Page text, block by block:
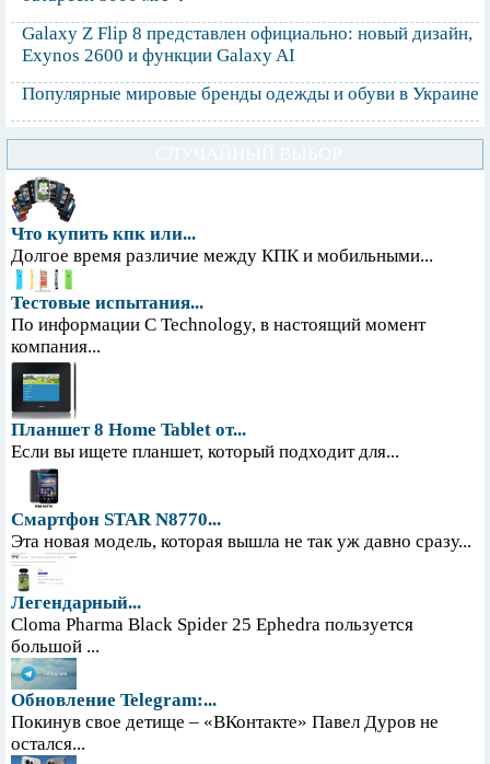
Galaxy Z Flip 8 представлен официально: новый дизайн,
Exynos 2600 и функции Galaxy AI
Популярные мировые бренды одежды и обуви в Украине
Что купить кпк или...
Долгое время различие между КПК и мобильными...
Тестовые испытания...
По информации С Technology, в настоящий момент
компания...
Планшет 8 Home Tablet от...
Если вы ищете планшет, который подходит для...
Смартфон STAR N8770...
Эта новая модель, которая вышла не так уж давно сразу...
Легендарный...
Cloma Pharma Black Spider 25 Ephedra пользуется
большой ...
Обновление Telegram:...
Покинув свое детище – «ВКонтакте» Павел Дуров не
остался...